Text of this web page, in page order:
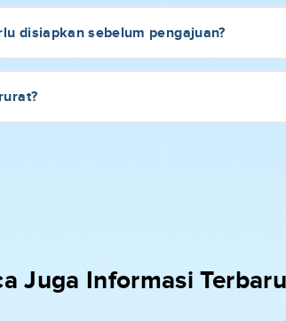
disiapkan sebelum pengajuan?
Juga Informasi